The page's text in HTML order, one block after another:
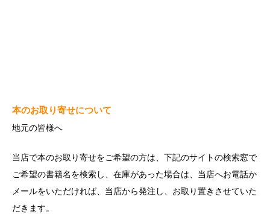
本のお取り寄せについて
地元の皆様へ
当店で本のお取り寄せをご希望の方は、下記のサイトの検索窓で
ご希望の書籍名を検索し、在庫があった場合は、当店へお電話か
メールをいただければ、当店から発注し、お取り置きさせていた
だきます。